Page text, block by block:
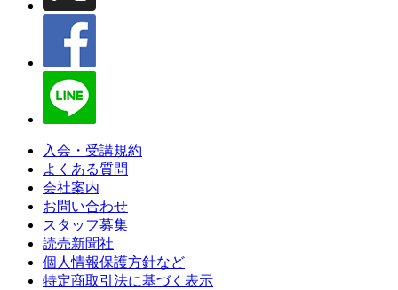
入会・受講規約
よくある質問
会社案内
お問い合わせ
スタッフ募集
読売新聞社
個人情報保護方針など
特定商取引法に基づく表示